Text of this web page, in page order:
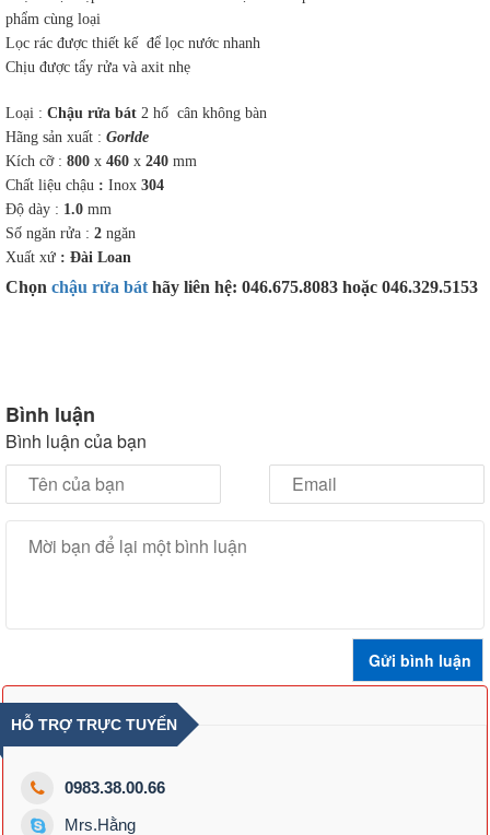
phẩm cùng loại
Lọc rác được thiết kế để lọc nước nhanh
Chịu được tẩy rửa và axit nhẹ
Loại : Chậu rửa bát 2 hố cân không bàn
Hãng sản xuất : Gorlde
Kích cỡ : 800 x 460 x 240 mm
Chất liệu chậu : Inox 304
Độ dày : 1.0 mm
Số ngăn rửa : 2 ngăn
Xuất xứ : Đài Loan
Chọn chậu rửa bát hãy liên hệ: 046.675.8083 hoặc 046.329.5153
Bình luận
Bình luận của bạn
HỖ TRỢ TRỰC TUYẾN
0983.38.00.66
Mrs.Hằng